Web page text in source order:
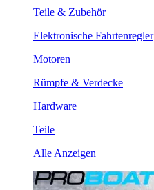
Teile & Zubehör
Elektronische Fahrtenregler
Motoren
Rümpfe & Verdecke
Hardware
Teile
Alle Anzeigen